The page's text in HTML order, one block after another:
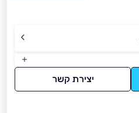
יצירת קשר